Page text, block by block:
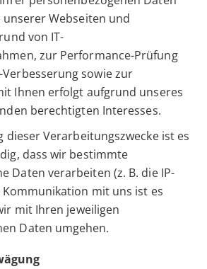
Webseiten und
von IT-
zur Performance-Prüfung
sowie zur
Ihnen erfolgt aufgrund unseres
berechtigten Interesses.
dieser Verarbeitungszwecke ist es
dass wir bestimmte
Daten verarbeiten (z. B. die IP-
Kommunikation mit uns ist es
mit Ihren jeweiligen
Daten umgehen.